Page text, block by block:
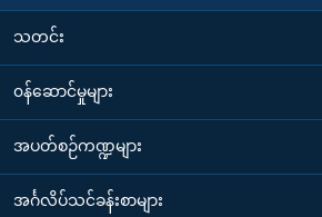
သတင်း
၀န်ဆောင်မှုများ
အပတ်စဉ်ကဏ္ဍများ
အင်္ဂလိပ်သင်ခန်းစာများ